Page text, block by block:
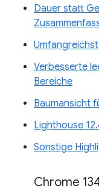
Dauer statt
Verbesserte
Bereiche
Baumansicht
Lighthouse
Sonstige
Chrome